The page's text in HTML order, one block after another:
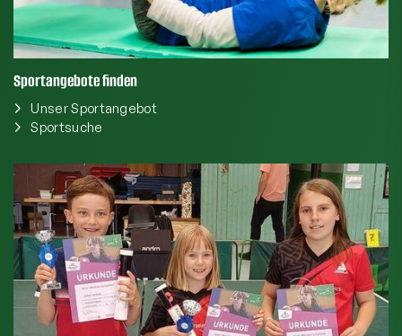
Sportangebote finden
Unser Sportangebot
Sportsuche